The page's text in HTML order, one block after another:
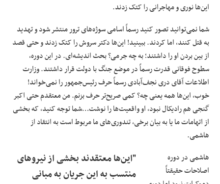
این‌ها نوری و مهاجرانی را کتک زدند.
شما نمی‌توانید تصور کنید رسماً‌ اسامی سوژه‌های ترور منتشر شود و تهدید
به قتل کنند، اما کردند. ببینید! این‌ها دکتر سروش را کتک زدند و حتی قصد
از بین بردن او را داشتند؛ به چه جرمی؟ بحث اندیشه‌ای. در این دوره،
سطوح فوقانی قدرت رسماً در موضع جنگ با دولت قرار داشتند. وزارت
اطلاعات آقای دری نجف‌آبادی رسماً حرف رئیس‌جمهور را نمی‌خواند!
خوب، این‌ها همه یعنی چه؟ کمی صریح‌تر حرف بزنم. من معتقدم حتی اکبر
گنجی هم رادیکال نبود، او واقعیت‌ها را ‌نوشت…شما توجه کنید، که بخشی
از اتهامات ما یا به بیان برخی، تندوری‌های ما مربوط است به انتقاد از
هاشمی.
"این‌ها معتقدند بخشی از نیروهای
منتسب به این جریان به‌ مبانی
هاشمی در دوره
اصلاحات حقیقتاً